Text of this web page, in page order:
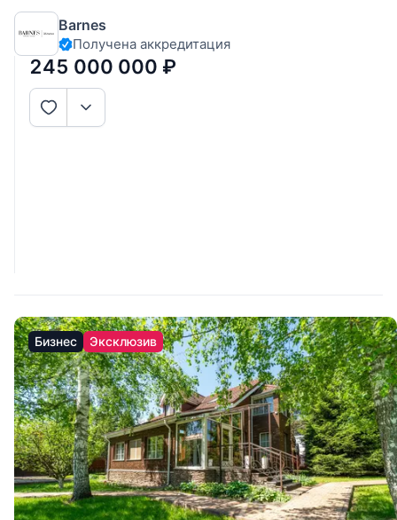
Калужскому шоссе. Высота потолков 3,4 м, в гостиной 4,6
м. Планировка: Холл, гардеробная, гостиная с камином и
выходом на террасу, столовая-кухня, мастер-спальня с с/
у и
Barnes
Получена аккредитация
245 000 000 ₽
Бизнес Эксклюзив